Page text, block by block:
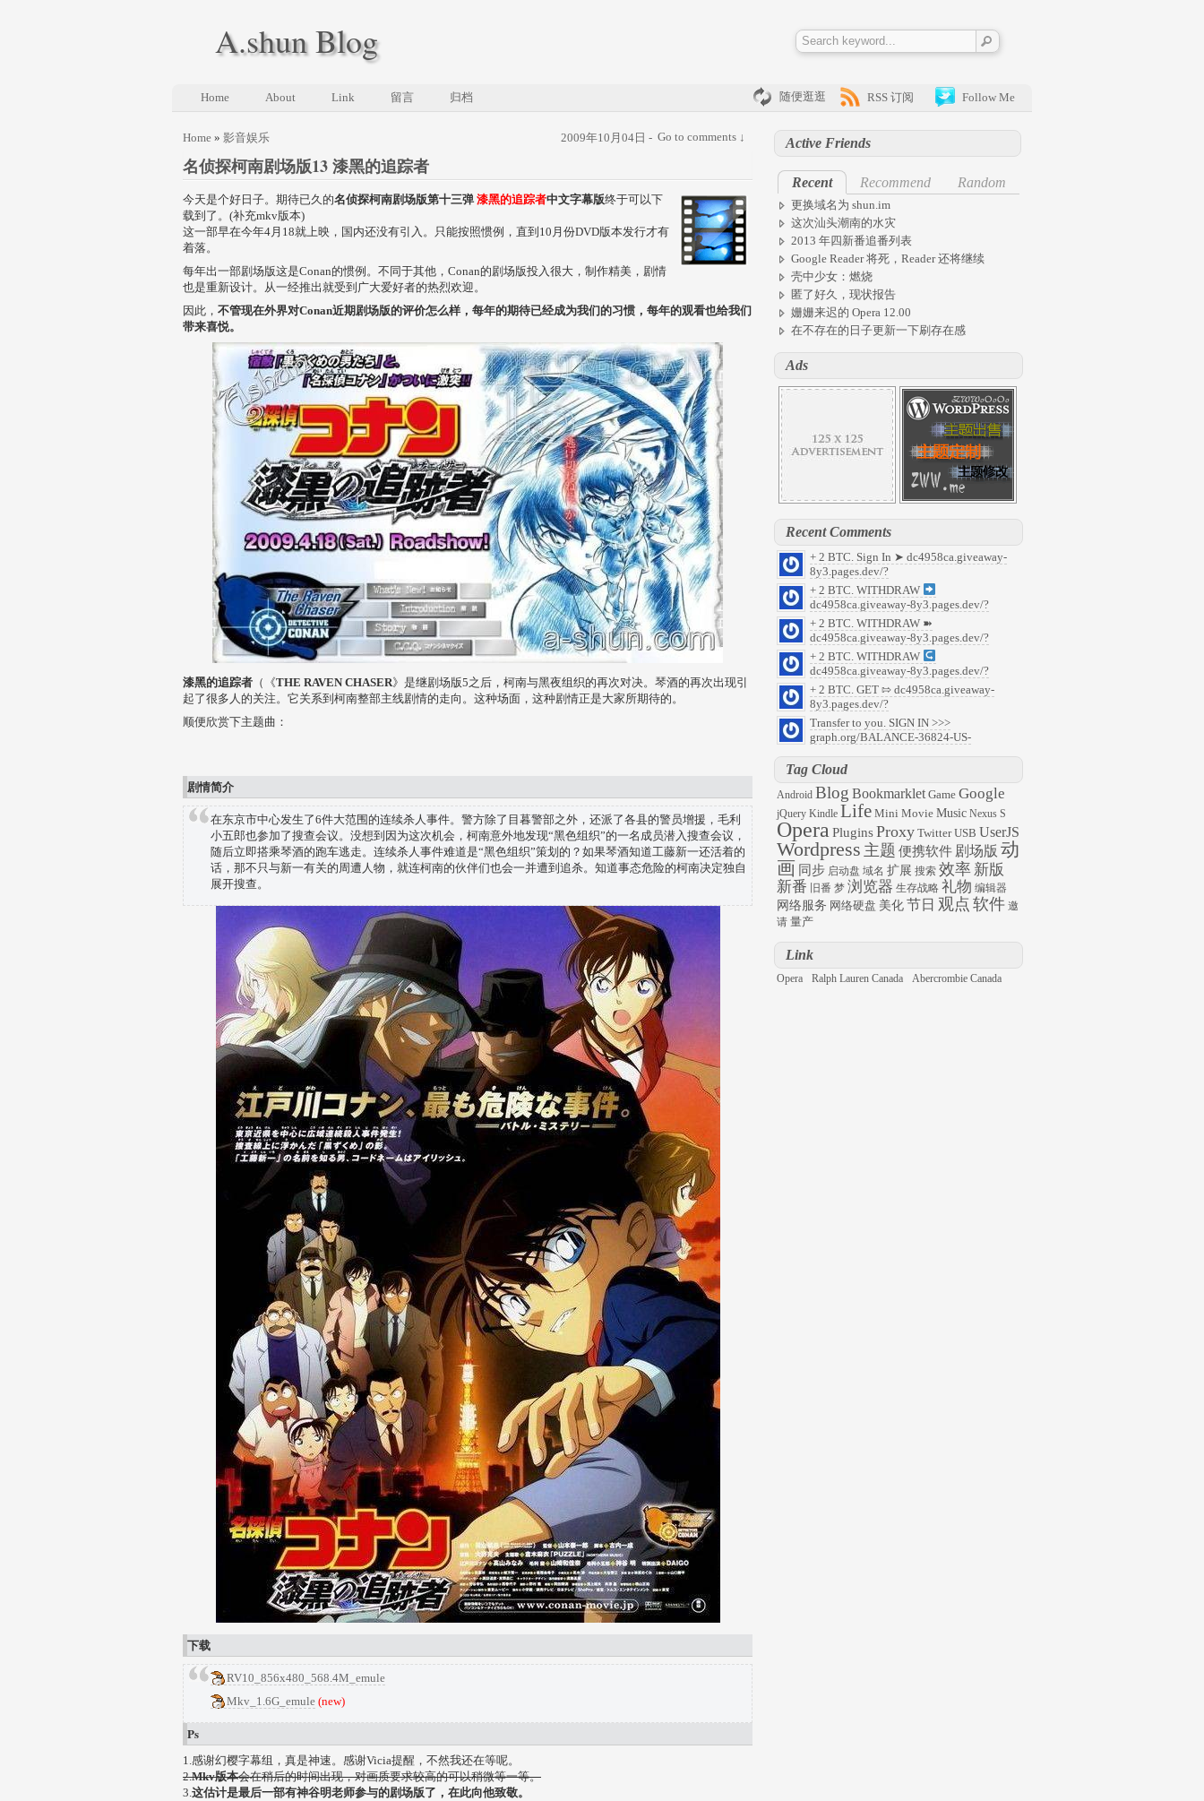
A.shun Blog
Home About Link 留言 归档 随便逛逛 RSS 订阅 Follow Me
Go to comments ↓
2009年10月04日 -
Home » 影音娱乐
名侦探柯南剧场版13 漆黑的追踪者
今天是个好日子。期待已久的名侦探柯南剧场版第十三弹 漆黑的追踪者中文字幕版终于可以下
载到了。(补充mkv版本)
这一部早在今年4月18就上映，国内还没有引入。只能按照惯例，直到10月份DVD版本发行才有
着落。
每年出一部剧场版这是Conan的惯例。不同于其他，Conan的剧场版投入很大，制作精美，剧情
也是重新设计。从一经推出就受到广大爱好者的热烈欢迎。
因此， 不管现在外界对Conan近期剧场版的评价怎么样，每年的期待已经成为我们的习惯，每年的观看也给我们
带来喜悦。
漆黑的追踪者 （《THE RAVEN CHASER》是继剧场版5之后，柯南与黑夜组织的再次对决。琴酒的再次出现引
起了很多人的关注。它关系到柯南整部主线剧情的走向。这种场面，这种剧情正是大家所期待的。
顺便欣赏下主题曲：
剧情简介
在东京市中心发生了6件大范围的连续杀人事件。警方除了目暮警部之外，还派了各县的警员增援，毛利
小五郎也参加了搜查会议。没想到因为这次机会，柯南意外地发现“黑色组织”的一名成员潜入搜查会议，
随后立即搭乘琴酒的跑车逃走。连续杀人事件难道是“黑色组织”策划的？如果琴酒知道工藤新一还活着的
话，那不只与新一有关的周遭人物，就连柯南的伙伴们也会一并遭到追杀。知道事态危险的柯南决定独自
展开搜查。
下载
RV10_856x480_568.4M_emule
Mkv_1.6G_emule (new)
Ps
1.感谢幻樱字幕组，真是神速。感谢Vicia提醒，不然我还在等呢。
2.Mkv版本会在稍后的时间出现，对画质要求较高的可以稍微等一等。
3.这估计是最后一部有神谷明老师参与的剧场版了，在此向他致敬。
Active Friends
Recent Recommend Random
更换域名为 shun.im
这次汕头潮南的水灾
2013 年四新番追番列表
Google Reader 将死，Reader 还将继续
壳中少女：燃烧
匿了好久，现状报告
姗姗来迟的 Opera 12.00
在不存在的日子更新一下刷存在感
Ads
Recent Comments
+ 2 BTC. Sign In ➤ dc4958ca.giveaway-
8y3.pages.dev/?
hs=57faf8c37b5c93cfe535649c9e405071&
0rilly
+ 2 BTC. WITHDRAW
dc4958ca.giveaway-8y3.pages.dev/?
hs=d91f853f8aefdcb5190c1e22a14f58b0&
kloqld
+ 2 BTC. WITHDRAW ➽
dc4958ca.giveaway-8y3.pages.dev/?
hs=4abd218d8fafafefc68fa59ca9b81a90&
sage08
+ 2 BTC. WITHDRAW
dc4958ca.giveaway-8y3.pages.dev/?
hs=4959c496b322aefcf23db3c963aad0b7&
6z7147
+ 2 BTC. GET ⇰ dc4958ca.giveaway-
8y3.pages.dev/?
hs=26ec2c0788563c5ee9501c79f6f2ed03&
iu7sdl
Transfer to you. SIGN IN >>>
graph.org/BALANCE-36824-US-
hs=857ddc7d48d8ecacb35e31ac945aaac3&
h2pg63
Tag Cloud
Android Blog Bookmarklet Game Google
jQuery Kindle Life Mini Movie Music Nexus S
Opera PluginsProxy Twitter USB UserJS
Wordpress 主题 便携软件 剧场版 动
画 同步 启动盘 域名 扩展 搜索 效率 新版
新番
旧番 梦 浏览器 生存战略 礼物 编辑器
网络服务 网络硬盘 美化 节日 观点 软件 邀
请 量产
Link
Opera Ralph Lauren Canada Abercrombie Canada